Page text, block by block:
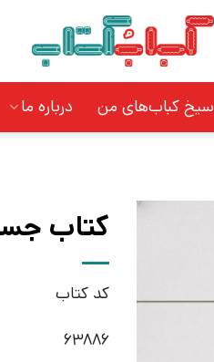
سیخ کباب‌های من درباره ما
کتاب
کد کتاب
63886